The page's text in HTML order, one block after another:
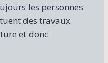
les personnes
des travaux
et donc